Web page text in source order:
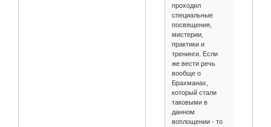
проходил
специальные
посвящения,
мистерии,
практики и
тренинги. Если
же вести речь
вообще о
Брахманах,
который стали
таковыми в
данном
воплощении - то